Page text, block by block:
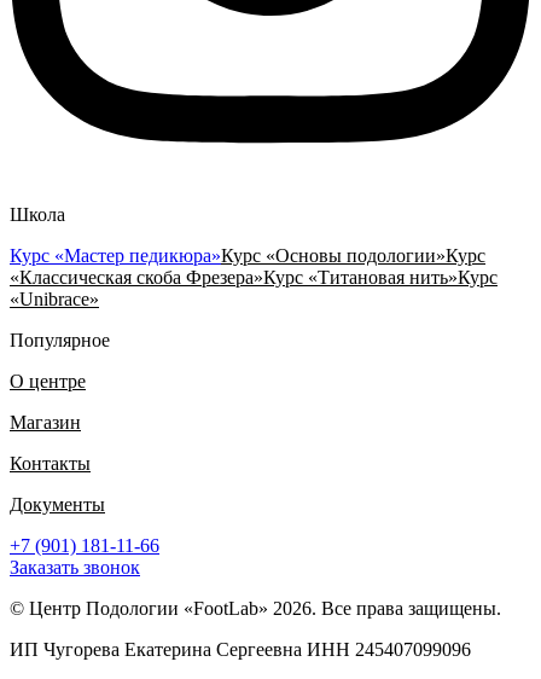
Школа
Курс «Мастер педикюра»Курс «Основы подологии»Курс
«Классическая скоба Фрезера»Курс «Титановая нить»Курс
«Unibrace»
Популярное
О центре
Магазин
Контакты
Документы
+7 (901) 181-11-66
Заказать звонок
© Центр Подологии «FootLab» 2026. Все права защищены.
ИП Чугорева Екатерина Сергеевна ИНН 245407099096